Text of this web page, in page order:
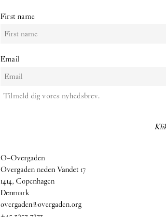
First name
Email
Tilmeld dig vores nyhedsbrev.
O–Overgaden
Overgaden neden Vandet 17
1414, Copenhagen
Denmark
overgaden@overgaden.org